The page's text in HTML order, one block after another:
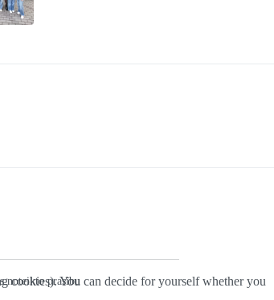
noteikto prasību
cookies). You can decide for yourself whether you